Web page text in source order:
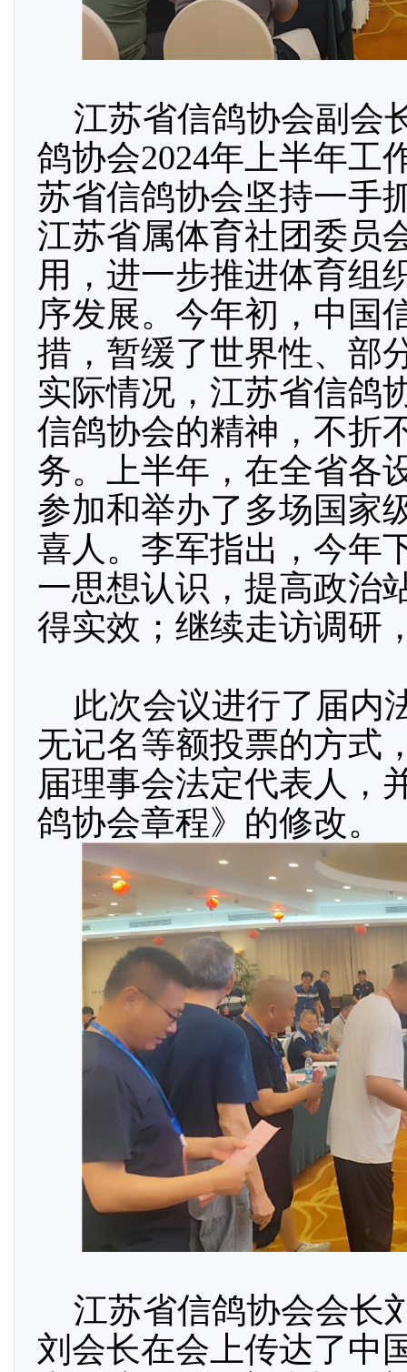
江苏省信鸽协会副会
鸽协会2024年上半年工
苏省信鸽协会坚持一手
江苏省属体育社团委员
用，进一步推进体育组
序发展。今年初，中国
措，暂缓了世界性、部
实际情况，江苏省信鸽
信鸽协会的精神，不折
务。上半年，在全省各
参加和举办了多场国家
喜人。李军指出，今年
一思想认识，提高政治
得实效；继续走访调研
此次会议进行了届内
无记名等额投票的方式
届理事会法定代表人，
鸽协会章程》的修改。
江苏省信鸽协会会长
刘会长在会上传达了中